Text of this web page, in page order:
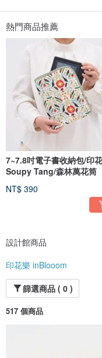
臺灣官方 Instagram
熱門商品推薦
7~7.8吋電子書收納包/印
Soupy Tang/森林萬花筒
NT$ 390
設計館商品
印花樂 inBlooom
篩選商品 ( 0 )
517 個商品